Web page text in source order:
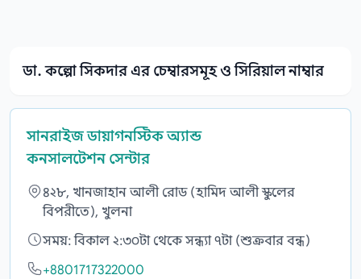
ডা. কল্পো সিকদার এর চেম্বারসমূহ ও সিরিয়াল নাম্বার
সানরাইজ ডায়াগনস্টিক অ্যান্ড
কনসালটেশন সেন্টার
৪২৮, খানজাহান আলী রোড (হামিদ আলী স্কুলের
বিপরীতে), খুলনা
সময়: বিকাল ২:৩০টা থেকে সন্ধ্যা ৭টা (শুক্রবার বন্ধ)
+8801717322000